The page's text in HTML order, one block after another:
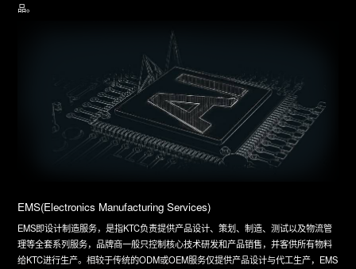
品。
EMS(Electronics Manufacturing Services)
EMS即设计制造服务，是指KTC负责提供产品设计、策划、制造、测试以及物流管
理等全套系列服务，品牌商一般只控制核心技术研发和产品销售，并客供所有物料
给KTC进行生产。相较于传统的ODM或OEM服务仅提供产品设计与代工生产，EMS